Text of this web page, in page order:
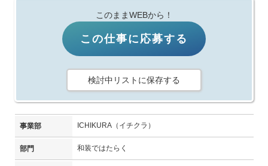
このままWEBから！
この仕事に応募する
検討中リストに保存する
事業部 ICHIKURA（イチクラ）
部門 和装ではたらく